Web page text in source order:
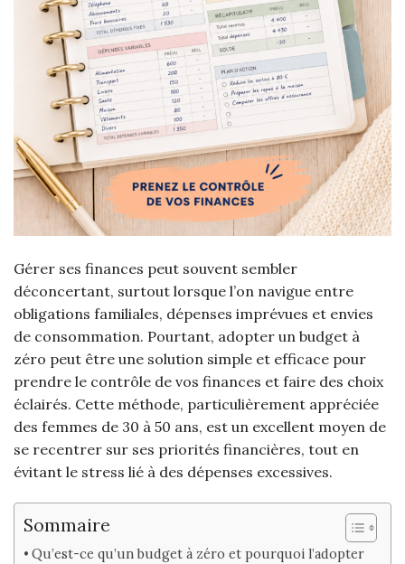
Gérer ses finances peut souvent sembler
déconcertant, surtout lorsque l’on navigue entre
obligations familiales, dépenses imprévues et envies
de consommation. Pourtant, adopter un budget à
zéro peut être une solution simple et efficace pour
prendre le contrôle de vos finances et faire des choix
éclairés. Cette méthode, particulièrement appréciée
des femmes de 30 à 50 ans, est un excellent moyen de
se recentrer sur ses priorités financières, tout en
évitant le stress lié à des dépenses excessives.
Sommaire
Qu’est-ce qu’un budget à zéro et pourquoi l’adopter